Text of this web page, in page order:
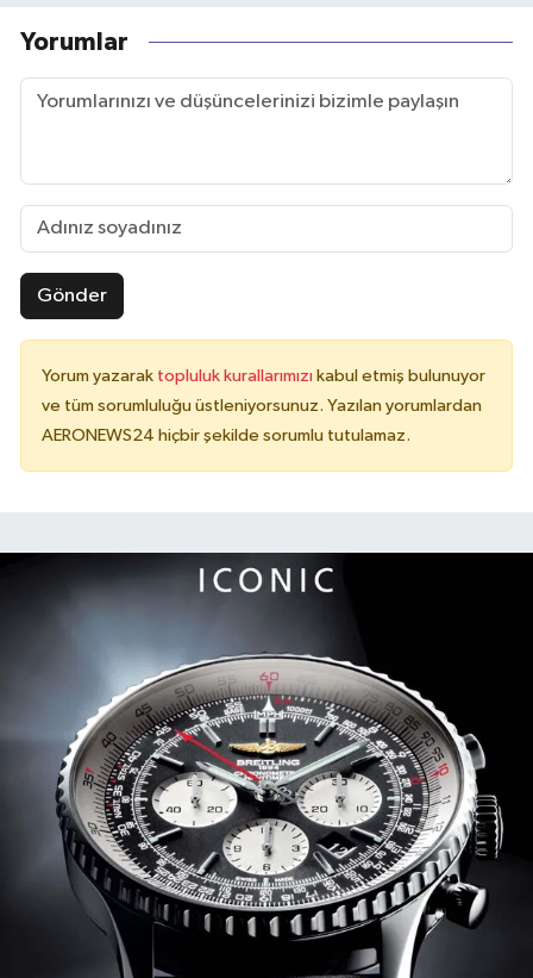
Yorumlar
Gönder
Yorum yazarak topluluk kurallarımızı kabul etmiş bulunuyor
ve tüm sorumluluğu üstleniyorsunuz. Yazılan yorumlardan
AERONEWS24 hiçbir şekilde sorumlu tutulamaz.